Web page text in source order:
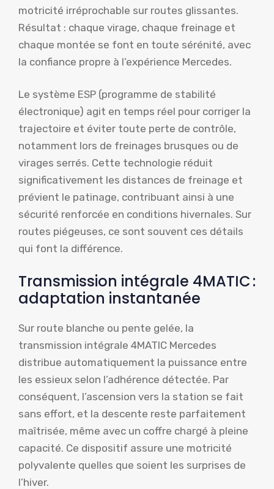
motricité irréprochable sur routes glissantes.
Résultat : chaque virage, chaque freinage et
chaque montée se font en toute sérénité, avec
la confiance propre à l’expérience Mercedes.
Le système ESP (programme de stabilité
électronique) agit en temps réel pour corriger la
trajectoire et éviter toute perte de contrôle,
notamment lors de freinages brusques ou de
virages serrés. Cette technologie réduit
significativement les distances de freinage et
prévient le patinage, contribuant ainsi à une
sécurité renforcée en conditions hivernales. Sur
routes piégeuses, ce sont souvent ces détails
qui font la différence.
Transmission intégrale 4MATIC :
adaptation instantanée
Sur route blanche ou pente gelée, la
transmission intégrale 4MATIC Mercedes
distribue automatiquement la puissance entre
les essieux selon l’adhérence détectée. Par
conséquent, l’ascension vers la station se fait
sans effort, et la descente reste parfaitement
maîtrisée, même avec un coffre chargé à pleine
capacité. Ce dispositif assure une motricité
polyvalente quelles que soient les surprises de
l’hiver.